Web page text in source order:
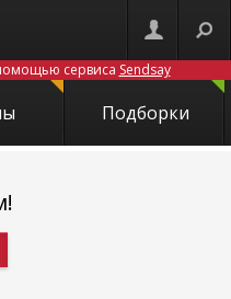
сервиса Sendsay
Подборки